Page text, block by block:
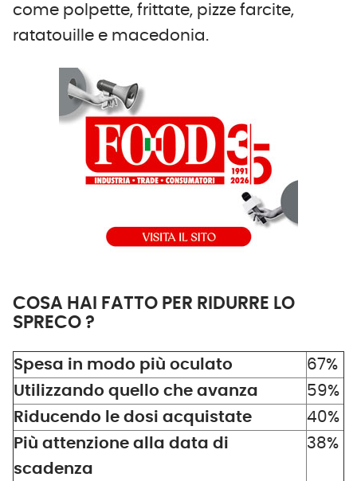
come polpette, frittate, pizze farcite,
ratatouille e macedonia.
COSA HAI FATTO PER RIDURRE LO
SPRECO ?
Spesa in modo più oculato
67%
Utilizzando quello che avanza
59%
Riducendo le dosi acquistate
40%
Più attenzione alla data di
scadenza
38%